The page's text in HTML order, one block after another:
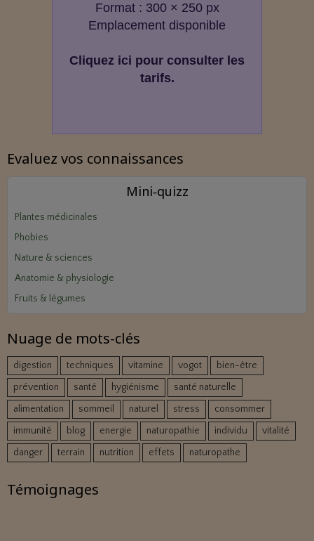
Format : 300 × 250 px
Emplacement disponible
Cliquez ici pour consulter les
tarifs.
Evaluez vos connaissances
Mini‑quizz
Plantes médicinales
Phobies
Nature & sciences
Anatomie & physiologie
Fruits & légumes
Nuage de mots-clés
digestion techniques vitamine vogot
bien-être
prévention
santé hygiénisme
santé naturelle
alimentation
sommeil naturel stress
consommer
immunité
blog energie naturopathie individu
vitalité
danger
terrain nutrition effets naturopathe
Témoignages